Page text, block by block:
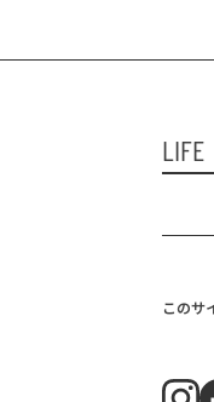
LIFE
このサ